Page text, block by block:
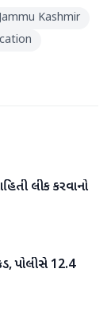
Jammu Kashmir
લીક કરવાનો
પોલીસે 12.4